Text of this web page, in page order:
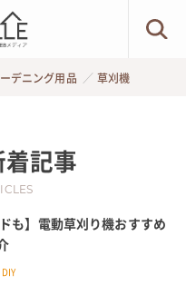
デニング用品 草刈機
記事
も】電動草刈り機おすすめ